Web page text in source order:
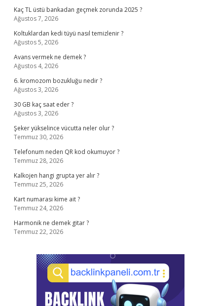
Kaç TL üstü bankadan geçmek zorunda 2025 ?
Ağustos 7, 2026
Koltuklardan kedi tüyü nasıl temizlenir ?
Ağustos 5, 2026
Avans vermek ne demek ?
Ağustos 4, 2026
6. kromozom bozukluğu nedir ?
Ağustos 3, 2026
30 GB kaç saat eder ?
Ağustos 3, 2026
Şeker yükselince vücutta neler olur ?
Temmuz 30, 2026
Telefonum neden QR kod okumuyor ?
Temmuz 28, 2026
Kalkojen hangi grupta yer alır ?
Temmuz 25, 2026
Kart numarası kime ait ?
Temmuz 24, 2026
Harmonik ne demek gitar ?
Temmuz 22, 2026